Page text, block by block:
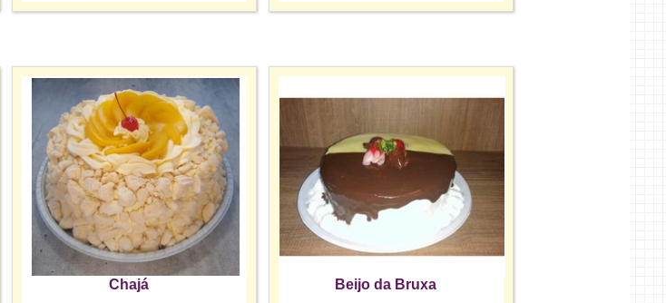
Chajá Beijo da Bruxa